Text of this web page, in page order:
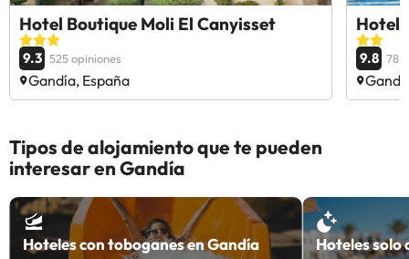
Hotel Boutique Moli El Canyisset
9.3 525 opiniones
Gandía, España
Hotel
9.8 78
Tipos de alojamiento que te pueden
interesar en Gandía
Hoteles con toboganes en Gandía Hoteles solo